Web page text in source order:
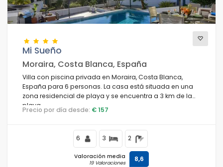
Mi Sueño
Moraira, Costa Blanca, España
Villa con piscina privada en Moraira, Costa Blanca,
España para 6 personas. La casa está situada en una
zona residencial de playa y se encuentra a 3 km de la
playa.
Precio por día desde: € 157
6 3 2
Valoración media
19 Valoraciones 8,6